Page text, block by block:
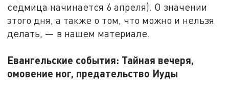
седмица начинается 6 апреля). О значении
этого дня, а также о том, что можно и нельзя
делать, — в нашем материале.
Евангельские события: Тайная вечеря,
омовение ног, предательство Иуды